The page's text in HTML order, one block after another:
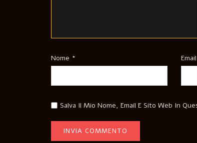
Nome * Email
Salva Il Mio Nome, Email E Sito Web In